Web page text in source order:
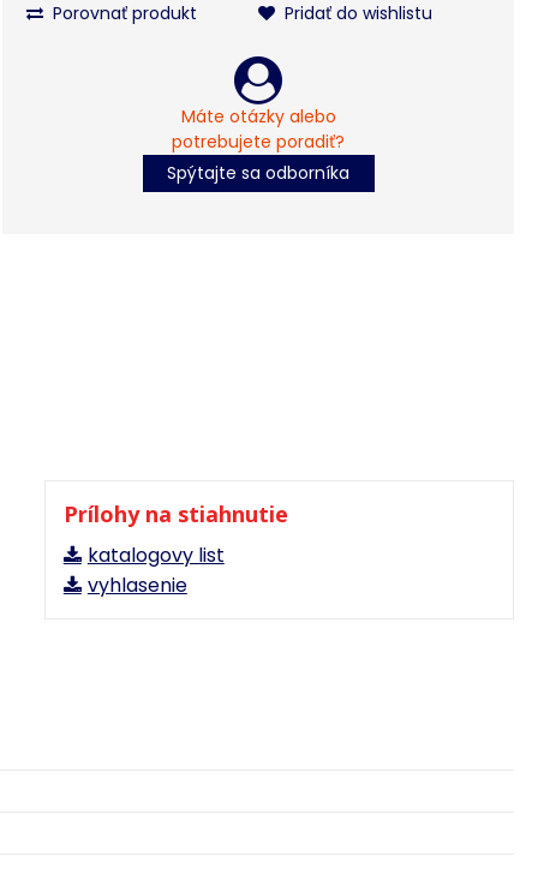
Porovnať produkt Pridať do wishlistu
Máte otázky alebo
potrebujete poradiť?
Spýtajte sa odborníka
Prílohy na stiahnutie
katalogovy list
vyhlasenie